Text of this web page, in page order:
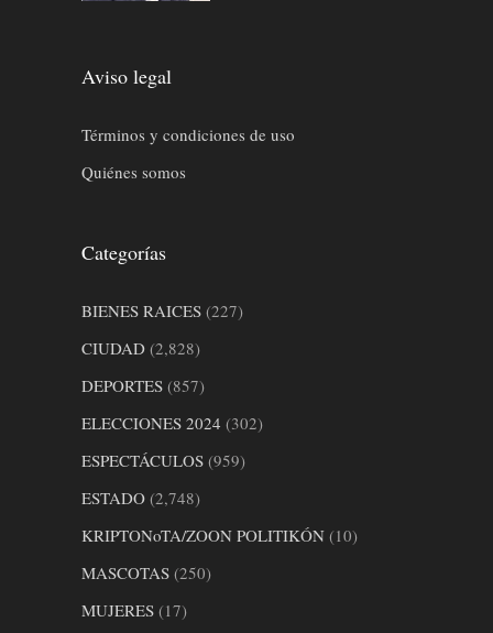
Aviso legal
Términos y condiciones de uso
Quiénes somos
Categorías
BIENES RAICES (227)
CIUDAD (2,828)
DEPORTES (857)
ELECCIONES 2024 (302)
ESPECTÁCULOS (959)
ESTADO (2,748)
KRIPTONoTA/ZOON POLITIKÓN (10)
MASCOTAS (250)
MUJERES (17)